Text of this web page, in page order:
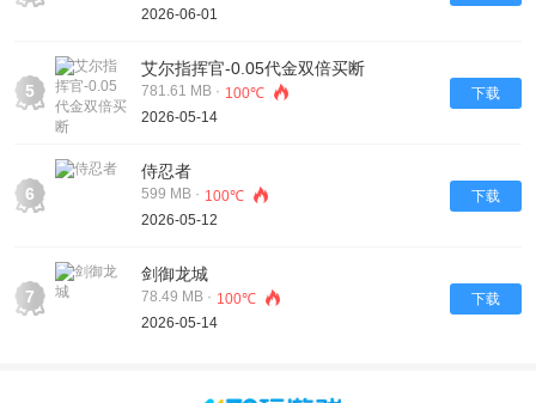
2026-06-01
5
艾尔指挥官-0.05代金双倍买断
781.61 MB · 100℃
2026-05-14
下载
6
侍忍者
599 MB · 100℃
2026-05-12
下载
7
剑御龙城
78.49 MB · 100℃
2026-05-14
下载